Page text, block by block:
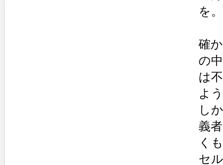
を。
確
の
は
よ
し
義
く
セ